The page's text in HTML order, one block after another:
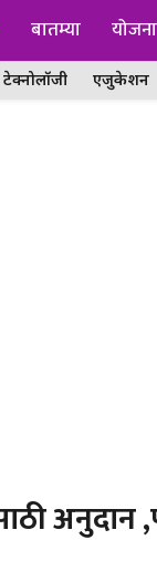
बातम्या योजना
टेक्नोलॉजी एजुकेशन
अनुदान